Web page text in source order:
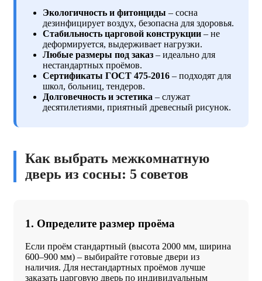
Экологичность и фитонциды – сосна
дезинфицирует воздух, безопасна для здоровья.
Стабильность царговой конструкции – не
деформируется, выдерживает нагрузки.
Любые размеры под заказ – идеально для
нестандартных проёмов.
Сертификаты ГОСТ 475-2016 – подходят для
школ, больниц, тендеров.
Долговечность и эстетика – служат
десятилетиями, приятный древесный рисунок.
Как выбрать межкомнатную
дверь из сосны: 5 советов
1. Определите размер проёма
Если проём стандартный (высота 2000 мм, ширина
600–900 мм) – выбирайте готовые двери из
наличия. Для нестандартных проёмов лучше
заказать царговую дверь по индивидуальным